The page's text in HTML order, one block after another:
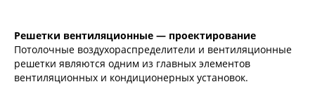
Решетки вентиляционные — проектирование
Потолочные воздухораспределители и вентиляционные
решетки являются одним из главных элементов
вентиляционных и кондиционерных установок.